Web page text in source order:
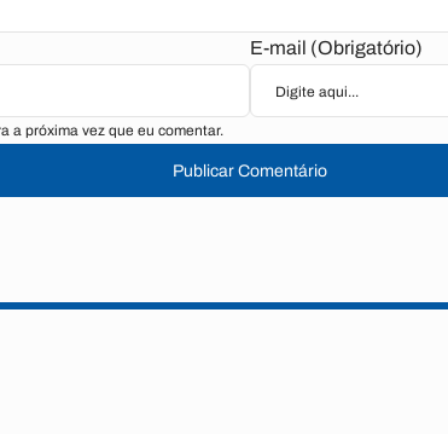
E-mail (Obrigatório)
a próxima vez que eu comentar.
Publicar Comentário